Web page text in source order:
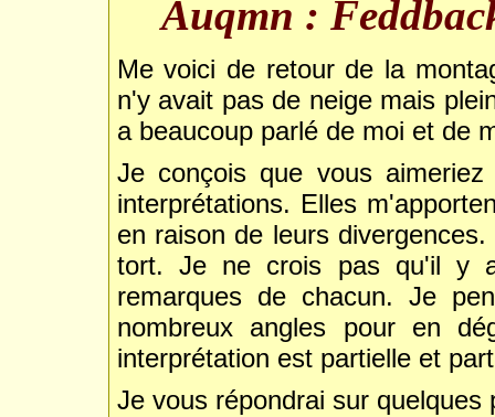
Auqmn :
Me voici de retour de la
n'y avait pas de neige mais
a beaucoup parlé de moi et de
Je conçois que vous
interprétations. Elles
en raison de leurs
tort. Je ne crois pas qu'il y
remarques de chacun. Je
nombreux angles pour en
interprétation est partielle et
Je vous répondrai sur quelques